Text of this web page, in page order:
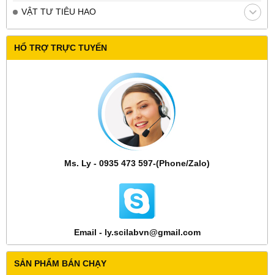
VẬT TƯ TIÊU HAO
HỔ TRỢ TRỰC TUYẾN
Ms. Ly - 0935 473 597-(Phone/Zalo)
Email - ly.scilabvn@gmail.com
SẢN PHẨM BÁN CHẠY